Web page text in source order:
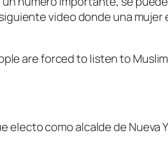
video donde una
are forced to listen to
electo como alcalde de Nueva